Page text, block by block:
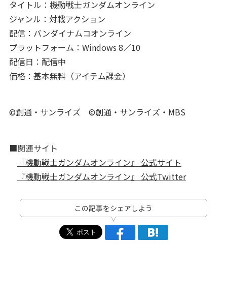
タイトル：機動戦士ガンダムオンライン
ジャンル：対戦アクション
配信：バンダイナムコオンライン
プラットフォーム：Windows 8／10
配信日：配信中
価格：基本無料（アイテム課金）
©創通・サンライズ ©創通・サンライズ・MBS
■関連サイト
『機動戦士ガンダムオンライン』 公式サイト
『機動戦士ガンダムオンライン』 公式Twitter
この記事をシェアしよう